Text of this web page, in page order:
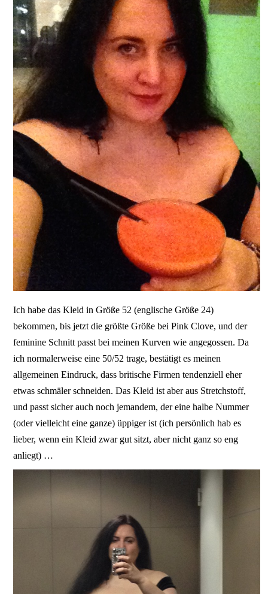
Ich habe das Kleid in Größe 52 (englische Größe 24)
bekommen, bis jetzt die größte Größe bei Pink Clove, und der
feminine Schnitt passt bei meinen Kurven wie angegossen. Da
ich normalerweise eine 50/52 trage, bestätigt es meinen
allgemeinen Eindruck, dass britische Firmen tendenziell eher
etwas schmäler schneiden. Das Kleid ist aber aus Stretchstoff,
und passt sicher auch noch jemandem, der eine halbe Nummer
(oder vielleicht eine ganze) üppiger ist (ich persönlich hab es
lieber, wenn ein Kleid zwar gut sitzt, aber nicht ganz so eng
anliegt) …